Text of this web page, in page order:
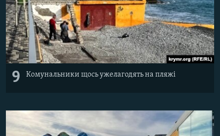
9 Комунальники щось ужелагодять на пляжі